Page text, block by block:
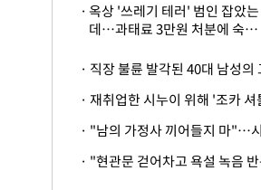
옥상 '쓰레기 테러' 범인 잡았는
데…과태료 3만원 처분에 숙박업